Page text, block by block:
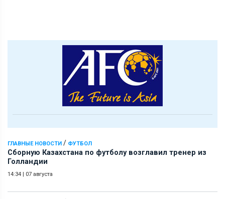
ГЛАВНЫЕ НОВОСТИ / ФУТБОЛ
Сборную Казахстана по футболу возглавил тренер из
Голландии
14:34 | 07 августа